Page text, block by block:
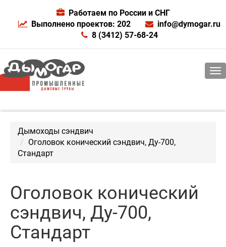
Работаем по России и СНГ
Выполнено проектов: 202
info@dymogar.ru
8 (3412) 57-68-24
Дымоходы сэндвич
Оголовок конический сэндвич, Ду-700,
Стандарт
Оголовок конический
сэндвич, Ду-700,
Стандарт